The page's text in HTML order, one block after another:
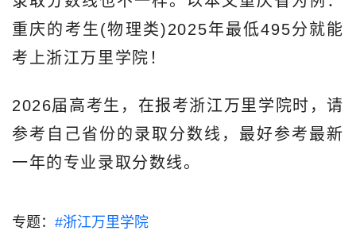
重庆的考生(物理类)2025年最低495分就能
考上浙江万里学院！
2026届高考生，在报考浙江万里学院时，请
参考自己省份的录取分数线，最好参考最新
一年的专业录取分数线。
专题： #浙江万里学院